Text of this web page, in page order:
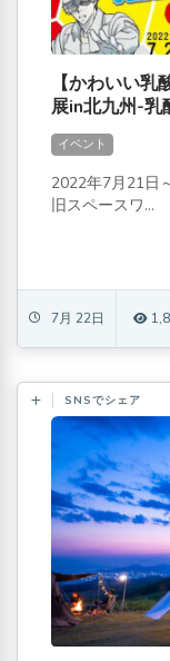
【かわいい
展in北九州-乳
イベント
2022年7月21日
旧スペースワ...
7月 22日
SNSでシェア